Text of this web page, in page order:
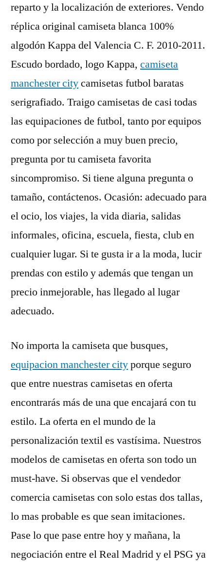
reparto y la localización de exteriores. Vendo
réplica original camiseta blanca 100%
algodón Kappa del Valencia C. F. 2010-2011.
Escudo bordado, logo Kappa, camiseta
manchester citycamisetas futbol baratas
serigrafiado. Traigo camisetas de casi todas
las equipaciones de futbol, tanto por equipos
como por selección a muy buen precio,
pregunta por tu camiseta favorita
sincompromiso. Si tiene alguna pregunta o
tamaño, contáctenos. Ocasión: adecuado para
el ocio, los viajes, la vida diaria, salidas
informales, oficina, escuela, fiesta, club en
cualquier lugar. Si te gusta ir a la moda, lucir
prendas con estilo y además que tengan un
precio inmejorable, has llegado al lugar
adecuado.
No importa la camiseta que busques,
equipacion manchester cityporque seguro
que entre nuestras camisetas en oferta
encontrarás más de una que encajará con tu
estilo. La oferta en el mundo de la
personalización textil es vastísima. Nuestros
modelos de camisetas en oferta son todo un
must-have. Si observas que el vendedor
comercia camisetas con solo estas dos tallas,
lo mas probable es que sean imitaciones.
Pase lo que pase entre hoy y mañana, la
negociación entre el Real Madrid y el PSG ya